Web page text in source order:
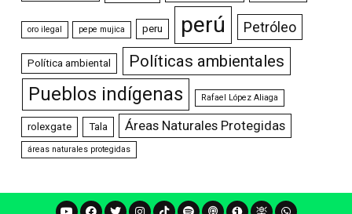
oro ilegal pepe mujica peru perú Petróleo
Política ambiental Políticas ambientales
Pueblos indígenas Rafael López Aliaga
rolexgate Tala Áreas Naturales Protegidas
áreas naturales protegidas